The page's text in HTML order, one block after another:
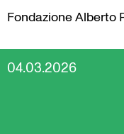
toFondazioneAlberto
04.03.2026